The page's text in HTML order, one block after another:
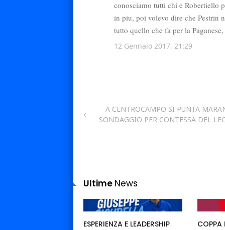
A CENTROCAMPO SI PUNTA
SONDAGGIO PER CONTESSA DEL
Ultime News
ESPERIENZA E LEADERSHIP
COPPA